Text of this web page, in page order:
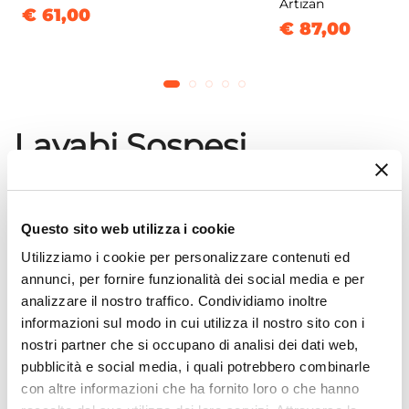
Questo sito web utilizza i cookie
Utilizziamo i cookie per personalizzare contenuti ed
annunci, per fornire funzionalità dei social media e per
analizzare il nostro traffico. Condividiamo inoltre
informazioni sul modo in cui utilizza il nostro sito con i
nostri partner che si occupano di analisi dei dati web,
pubblicità e social media, i quali potrebbero combinarle
con altre informazioni che ha fornito loro o che hanno
€ 61,00
Artizan
€ 87,00
Lavabi Sospesi